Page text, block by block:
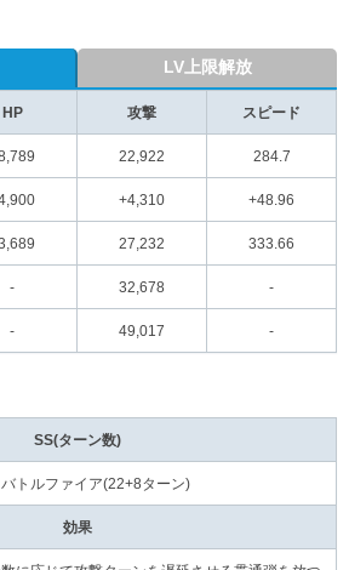
LV上限解放
HP 攻撃 スピード
22,922 284.7
+4,310 +48.96
27,232 333.66
- 32,678 -
- 49,017 -
SS(ターン数)
トルファイア(22+8ターン)
効果